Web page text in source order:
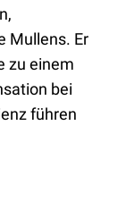
Mullens. Er
zu einem
bei
führen